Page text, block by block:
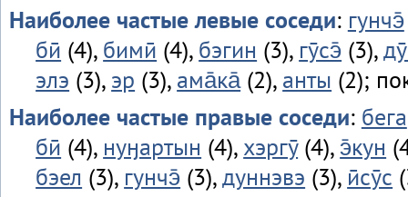
Наиболее частые левые соседи: гунчэ̄
бӣ (4), бимӣ (4), бэгин (3), гӯсэ̄ (3),
элэ (3), эр (3), ама̄ка̄(2), анты (2);
Наиболее частые правые соседи: бега
бӣ (4), нуӈартын (4), хэргӯ(4),э̄кун
бэел (3), гунчэ̄ (3),дуннэвэ (3), ӣсӯс